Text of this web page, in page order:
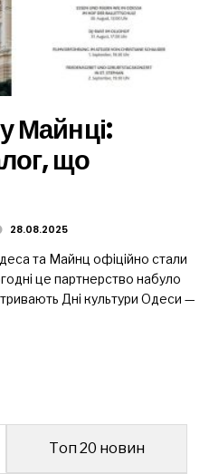
Майнці:
що
28.08.2025
та Майнц офіційно стали
це партнерство набуло
Дні культури Одеси —
Топ 20 новин